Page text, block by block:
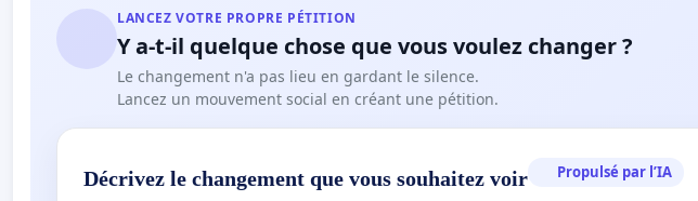
LANCEZ VOTRE PROPRE PÉTITION
Y a-t-il quelque chose que vous voulez changer ?
Le changement n'a pas lieu en gardant le silence.
Lancez un mouvement social en créant une pétition.
Décrivez le changement que vous souhaitez voir Propulsé par l’IA